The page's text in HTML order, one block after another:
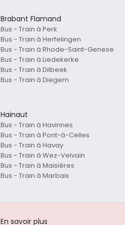
Brabant Flamand
Bus - Train à Perk
Bus - Train à Herfelingen
Bus - Train à Rhode-Saint-Genese
Bus - Train à Liedekerke
Bus - Train à Dilbeek
Bus - Train à Diegem
Hainaut
Bus - Train à Havinnes
Bus - Train à Pont-à-Celles
Bus - Train à Havay
Bus - Train à Wez-Velvain
Bus - Train à Maisières
Bus - Train à Marbaix
En savoir plus